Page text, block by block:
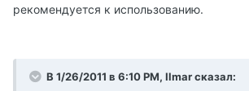
рекомендуется к использованию.
В 1/26/2011 в 6:10 PM, Ilmar сказал: